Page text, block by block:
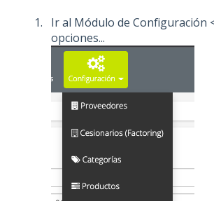
Ir al Módulo de Configuración